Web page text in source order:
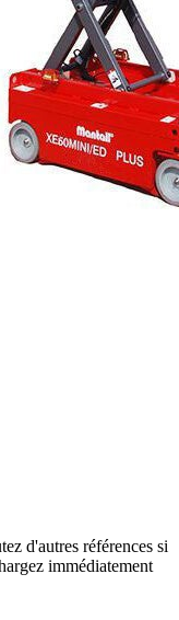
d'autres références si
immédiatement